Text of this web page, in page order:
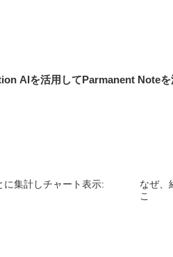
AIを活用してParmanent Note
に集計しチャート表示:
なぜ、
こ